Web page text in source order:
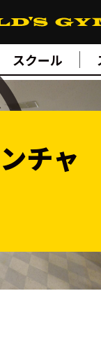
スクール
ト
チャ